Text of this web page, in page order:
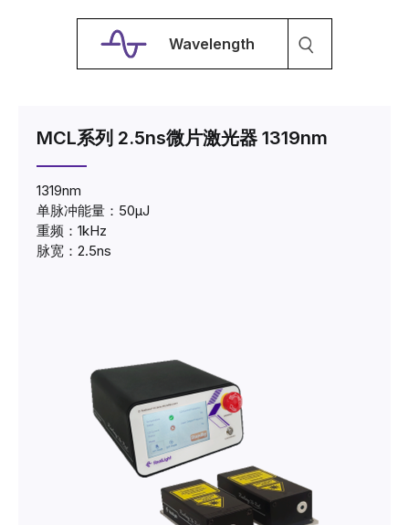
MCL系列 2.5ns微片激光器 1319nm
1319nm
单脉冲能量：50μJ
重频：1kHz
脉宽：2.5ns